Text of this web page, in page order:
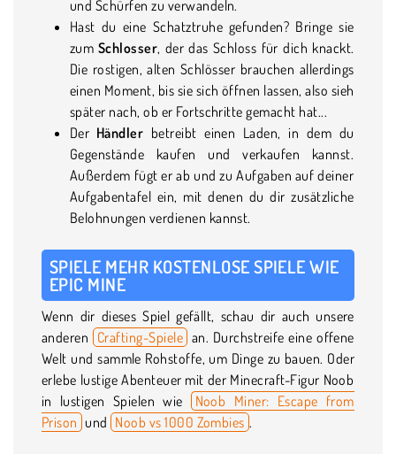
und Schürfen zu verwandeln.
Hast du eine Schatztruhe gefunden? Bringe sie
zum Schlosser, der das Schloss für dich knackt.
Die rostigen, alten Schlösser brauchen allerdings
einen Moment, bis sie sich öffnen lassen, also sieh
später nach, ob er Fortschritte gemacht hat...
Der Händler betreibt einen Laden, in dem du
Gegenstände kaufen und verkaufen kannst.
Außerdem fügt er ab und zu Aufgaben auf deiner
Aufgabentafel ein, mit denen du dir zusätzliche
Belohnungen verdienen kannst.
SPIELE MEHR KOSTENLOSE SPIELE WIE
EPIC MINE
Wenn dir dieses Spiel gefällt, schau dir auch unsere
anderen Crafting-Spiele an. Durchstreife eine offene
Welt und sammle Rohstoffe, um Dinge zu bauen. Oder
erlebe lustige Abenteuer mit der Minecraft-Figur Noob
in lustigen Spielen wie
Noob Miner: Escape from
Prison und Noob vs 1000 Zombies .